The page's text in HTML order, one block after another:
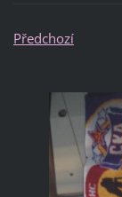
Předchozí